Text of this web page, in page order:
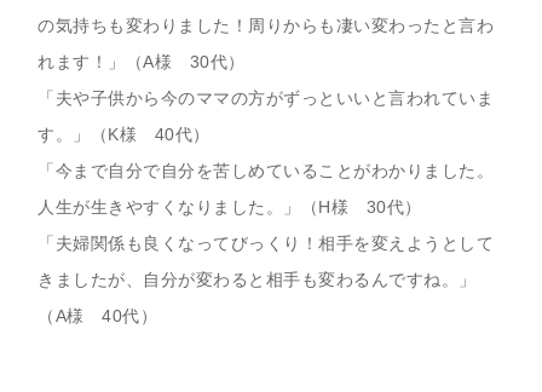
の気持ちも変わりました！周りからも凄い変わったと言わ
れます！」
（A様 30代）
「夫や子供から今のママの方がずっといいと言われていま
す。」
（K様 40代）
「今まで自分で自分を苦しめていることがわかりました。
人生が生きやすくなりました。」
（H様 30代）
「夫婦関係も良くなってびっくり！相手を変えようとして
きましたが、自分が変わると相手も変わるんですね。」
（A様 40代）